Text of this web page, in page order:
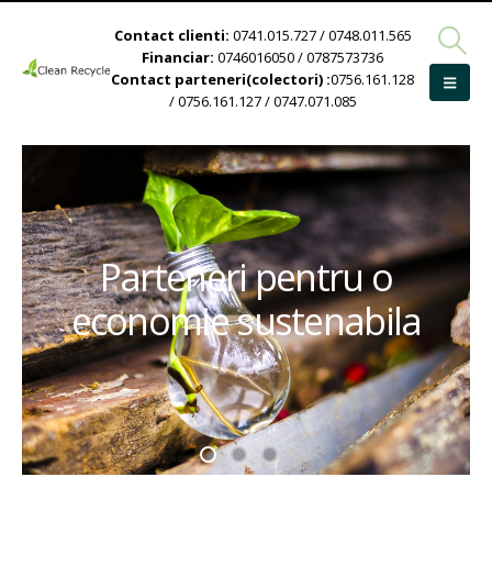
Contact clienti: 0741.015.727 / 0748.011.565
Financiar: 0746016050 / 0787573736
Contact parteneri(colectori) :0756.161.128
/ 0756.161.127 / 0747.071.085
Parteneri pentru o
economie sustenabila